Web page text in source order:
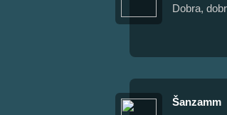
Dobra,
Šanzamm